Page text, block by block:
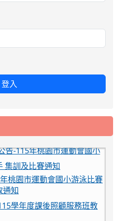
登入
知
學年度課後照顧服務班教
115學年度一、三、五年級常
用路人留意
集訓及比賽通知
桃園市運動會國小游泳比賽
通知
學年度課後照顧服務班教